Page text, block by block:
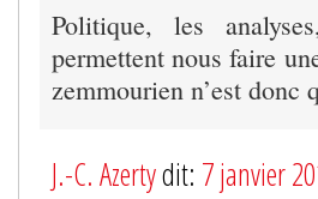
Politique, les
permettent nous faire
zemmourien n’est donc
J.-C. Azertydit: 7 janvier